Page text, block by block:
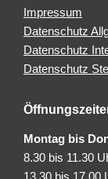
Impressum
Datenschutz
Datenschutz
Datenschutz
Montag bis
8.30 bis 11.30
13.30 bis 17.00